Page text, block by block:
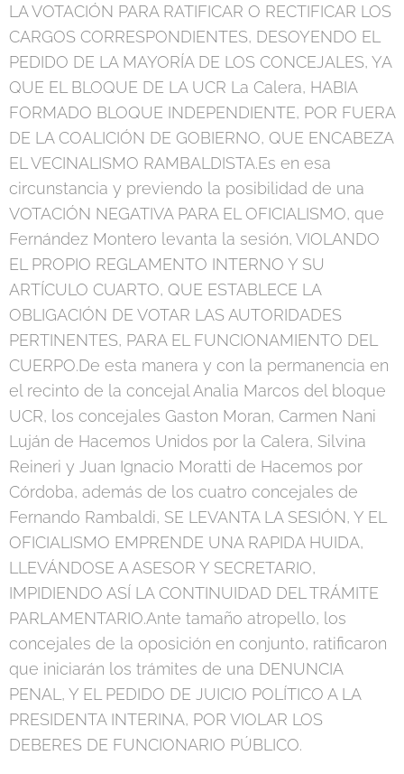
LA VOTACIÓN PARA RATIFICAR O RECTIFICAR LOS
CARGOS CORRESPONDIENTES, DESOYENDO EL
PEDIDO DE LA MAYORÍA DE LOS CONCEJALES, YA
QUE EL BLOQUE DE LA UCR La Calera, HABIA
FORMADO BLOQUE INDEPENDIENTE, POR FUERA
DE LA COALICIÓN DE GOBIERNO, QUE ENCABEZA
EL VECINALISMO RAMBALDISTA.Es en esa
circunstancia y previendo la posibilidad de una
VOTACIÓN NEGATIVA PARA EL OFICIALISMO, que
Fernández Montero levanta la sesión, VIOLANDO
EL PROPIO REGLAMENTO INTERNO Y SU
ARTÍCULO CUARTO, QUE ESTABLECE LA
OBLIGACIÓN DE VOTAR LAS AUTORIDADES
PERTINENTES, PARA EL FUNCIONAMIENTO DEL
CUERPO.De esta manera y con la permanencia en
el recinto de la concejal Analia Marcos del bloque
UCR, los concejales Gaston Moran, Carmen Nani
Luján de Hacemos Unidos por la Calera, Silvina
Reineri y Juan Ignacio Moratti de Hacemos por
Córdoba, además de los cuatro concejales de
Fernando Rambaldi, SE LEVANTA LA SESIÓN, Y EL
OFICIALISMO EMPRENDE UNA RAPIDA HUIDA,
LLEVÁNDOSE A ASESOR Y SECRETARIO,
IMPIDIENDO ASÍ LA CONTINUIDAD DEL TRÁMITE
PARLAMENTARIO.Ante tamaño atropello, los
concejales de la oposición en conjunto, ratificaron
que iniciarán los trámites de una DENUNCIA
PENAL, Y EL PEDIDO DE JUICIO POLÍTICO A LA
PRESIDENTA INTERINA, POR VIOLAR LOS
DEBERES DE FUNCIONARIO PÚBLICO.